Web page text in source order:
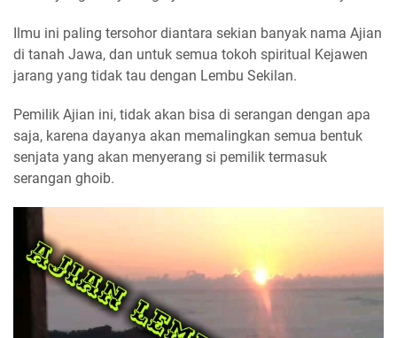
Ilmu ini paling tersohor diantara sekian banyak nama Ajian
di tanah Jawa, dan untuk semua tokoh spiritual Kejawen
jarang yang tidak tau dengan Lembu Sekilan.
Pemilik Ajian ini, tidak akan bisa di serangan dengan apa
saja, karena dayanya akan memalingkan semua bentuk
senjata yang akan menyerang si pemilik termasuk
serangan ghoib.